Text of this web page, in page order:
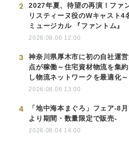
2
2027年夏、待望の再演！ファ
リスティーヌ役のWキャスト4
ミュージカル 『ファントム』
2026.08.06 12:00
3
神奈川県厚木市に初の自社運
点が稼働～住宅資材物流を集
し物流ネットワークを最適化～
2026.08.06 13:00
4
「地中海本まぐろ」フェア-8月
より期間・数量限定で販売-
2026.08.04 14:00